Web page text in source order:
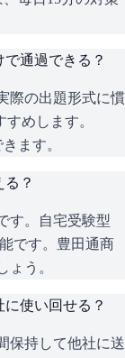
通過できる？
際の出題形式に慣
めします。
ます。
？
す。自宅受験型
です。豊田通商
ょう。
使い回せる？
保持して他社に送